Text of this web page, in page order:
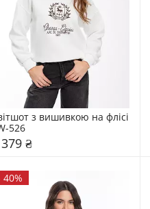
з вишивкою на флісі
526
₴
40%